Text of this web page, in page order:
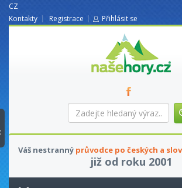
CZ
Kontakty
Registrace Přihlásit se
nasehory.cz
Váš nestranný průvodce po českých a
již od roku 2001